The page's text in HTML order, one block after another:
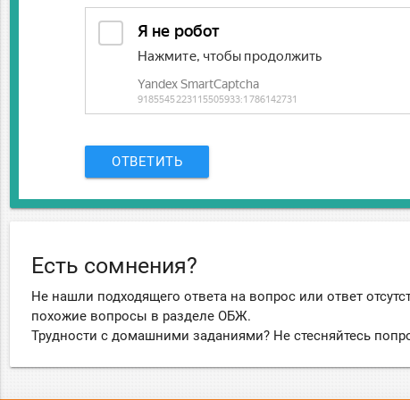
ОТВЕТИТЬ
Есть сомнения?
Не нашли подходящего ответа на вопрос или ответ
похожие вопросы в разделе ОБЖ.
Трудности с домашними заданиями? Не стесняйтесь